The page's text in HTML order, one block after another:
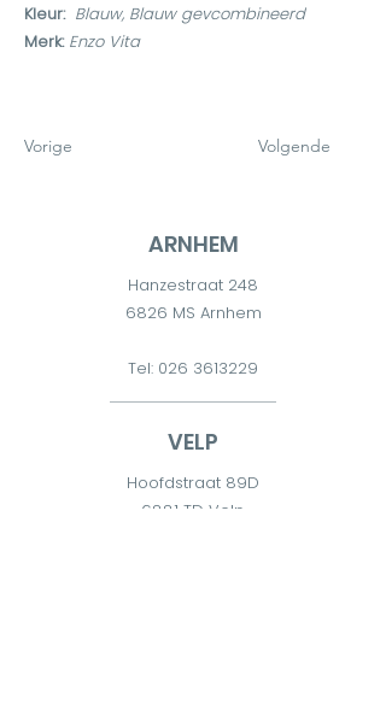
Kleur: Blauw, Blauw gevcombineerd
Merk:Enzo Vita
Vorige Volgende
ARNHEM
Hanzestraat 248
6826 MS Arnhem
Tel: 026 3613229
VELP
Hoofdstraat 89D
6881 TD Velp